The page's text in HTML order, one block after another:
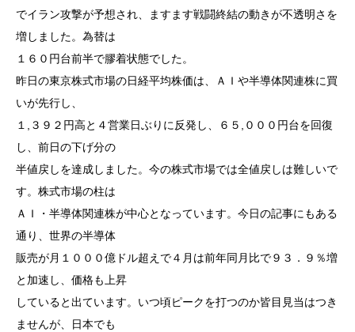
でイラン攻撃が予想され、ますます戦闘終結の動きが不透明さを
増しました。為替は
１６０円台前半で膠着状態でした。
昨日の東京株式市場の日経平均株価は、ＡＩや半導体関連株に買
いが先行し、
１,３９２円高と４営業日ぶりに反発し、６５,０００円台を回復
し、前日の下げ分の
半値戻しを達成しました。今の株式市場では全値戻しは難しいで
す。株式市場の柱は
ＡＩ・半導体関連株が中心となっています。今日の記事にもある
通り、世界の半導体
販売が月１０００億ドル超えで４月は前年同月比で９３．９％増
と加速し、価格も上昇
していると出ています。いつ頃ピークを打つのか皆目見当はつき
ませんが、日本でも